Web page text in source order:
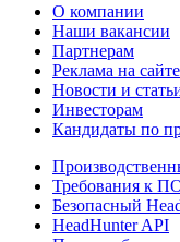
О компании
Наши вакансии
Партнерам
Реклама на сайте
Новости и
Инвесторам
Кандидаты по
Требования к
Безопасный
HeadHunter API